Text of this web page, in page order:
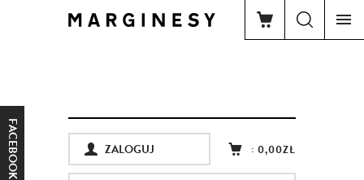
FACEBOOK ZALOGUJ : 0,00ZŁ